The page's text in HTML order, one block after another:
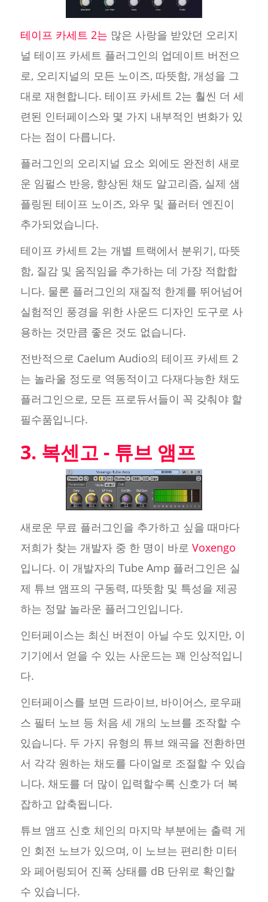
테이프 카세트 2는 많은 사랑을 받았던 오리지
널 테이프 카세트 플러그인의 업데이트 버전으
로, 오리지널의 모든 노이즈, 따뜻함, 개성을 그
대로 재현합니다. 테이프 카세트 2는 훨씬 더 세
련된 인터페이스와 몇 가지 내부적인 변화가 있
다는 점이 다릅니다.
플러그인의 오리지널 요소 외에도 완전히 새로
운 임펄스 반응, 향상된 채도 알고리즘, 실제 샘
플링된 테이프 노이즈, 와우 및 플러터 엔진이
추가되었습니다.
테이프 카세트 2는 개별 트랙에서 분위기, 따뜻
함, 질감 및 움직임을 추가하는 데 가장 적합합
니다. 물론 플러그인의 재질적 한계를 뛰어넘어
실험적인 풍경을 위한 사운드 디자인 도구로 사
용하는 것만큼 좋은 것도 없습니다.
전반적으로 Caelum Audio의 테이프 카세트 2
는 놀라울 정도로 역동적이고 다재다능한 채도
플러그인으로, 모든 프로듀서들이 꼭 갖춰야 할
필수품입니다.
3. 복센고 - 튜브 앰프
새로운 무료 플러그인을 추가하고 싶을 때마다
저희가 찾는 개발자 중 한 명이 바로 Voxengo
입니다. 이 개발자의 Tube Amp 플러그인은 실
제 튜브 앰프의 구동력, 따뜻함 및 특성을 제공
하는 정말 놀라운 플러그인입니다.
인터페이스는 최신 버전이 아닐 수도 있지만, 이
기기에서 얻을 수 있는 사운드는 꽤 인상적입니
다.
인터페이스를 보면 드라이브, 바이어스, 로우패
스 필터 노브 등 처음 세 개의 노브를 조작할 수
있습니다. 두 가지 유형의 튜브 왜곡을 전환하면
서 각각 원하는 채도를 다이얼로 조절할 수 있습
니다. 채도를 더 많이 입력할수록 신호가 더 복
잡하고 압축됩니다.
튜브 앰프 신호 체인의 마지막 부분에는 출력 게
인 회전 노브가 있으며, 이 노브는 편리한 미터
와 페어링되어 진폭 상태를 dB 단위로 확인할
수 있습니다.